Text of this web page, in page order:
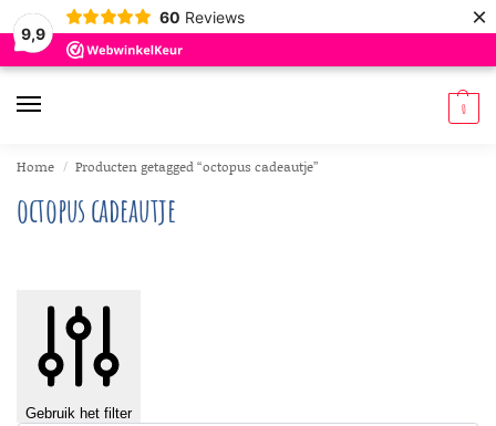
9,9
60 Reviews ×
0
Home / Producten getagged “octopus cadeautje”
octopus cadeautje
Gebruik het filter